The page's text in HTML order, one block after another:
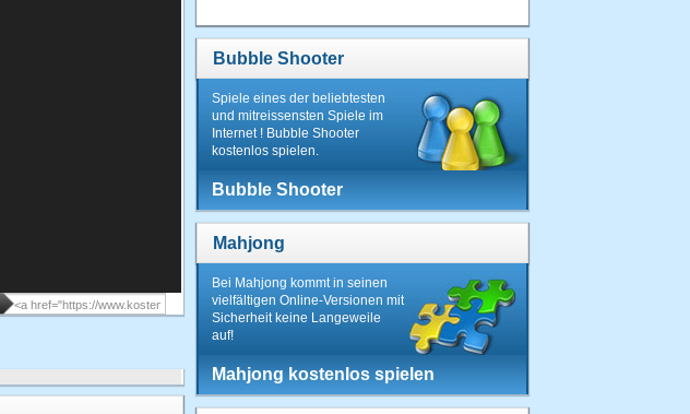
Bubble Shooter
Spiele eines der beliebtesten
und mitreissensten Spiele im
Internet ! Bubble Shooter
kostenlos spielen.
Bubble Shooter
Mahjong
Bei Mahjong kommt in seinen
vielfältigen Online-Versionen mit
Sicherheit keine Langeweile
auf!
Mahjong kostenlos spielen